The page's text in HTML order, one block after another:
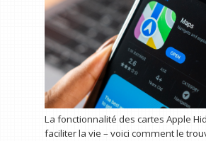
La fonctionnalité des cartes Apple
faciliter la vie – voici comment le